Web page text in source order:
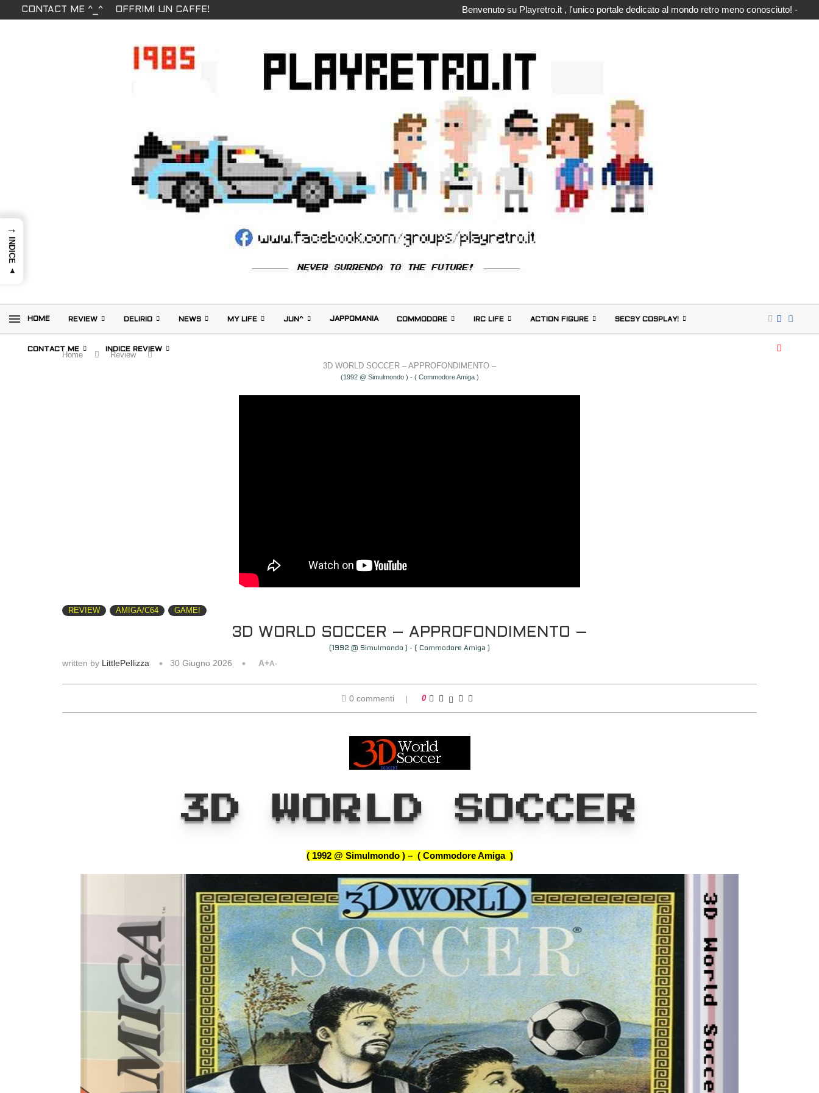
CONTACT ME ^_^ OFFRIMI UN CAFFE! Benvenuto su Playretro.it , l'unico portale dedicato al mondo retro meno conosciuto! -
HOME REVIEW DELIRIO NEWS MY LIFE JUN^ JAPPOMANIA COMMODORE IRC LIFE ACTION FIGURE SECSY COSPLAY!
CONTACT ME INDICE REVIEW
Home
Review
3D WORLD SOCCER – APPROFONDIMENTO –
(1992 @ Simulmondo ) - ( Commodore Amiga )
REVIEW AMIGA/C64 GAME!
3D WORLD SOCCER – APPROFONDIMENTO –
(1992 @ Simulmondo ) - ( Commodore Amiga )
written by LittlePellizza 30 Giugno 2026 A+A-
0 commenti 0
3D WORLD SOCCER
( 1992 @ Simulmondo ) – ( Commodore Amiga )
→
INDICE ▲